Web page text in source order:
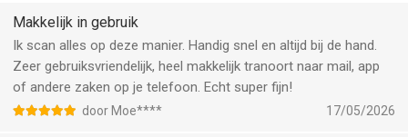
mag worden
– Voeg tekst aan formulieren toe of vul documenten
automatisch in door middel van aangepaste sjablonen
– Bescherm je vertrouwelijke documenten door ze te
vergrendelen met een pincode
Makkelijk in gebruik
Ik scan alles op deze manier. Handig snel en altijd bij de hand.
Zeer gebruiksvriendelijk, heel makkelijk tranoort naar mail, app
of andere zaken op je telefoon. Echt super fijn!
door Moe**** 17/05/2026